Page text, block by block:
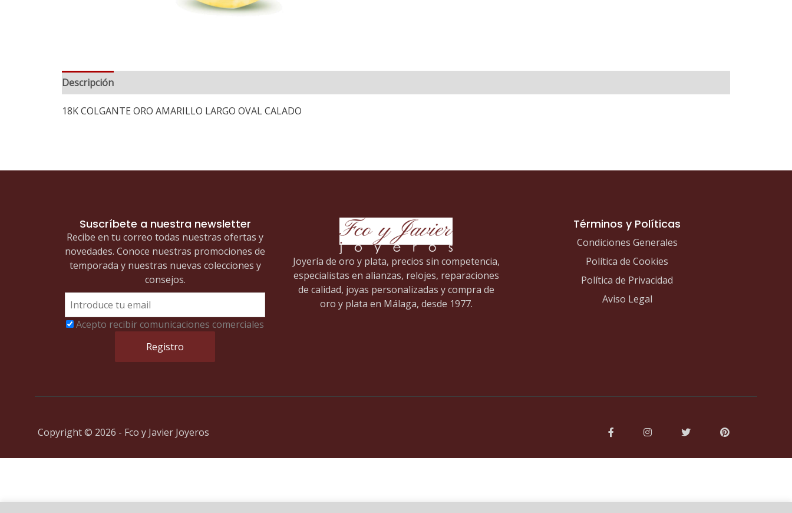
Descripción
18K COLGANTE ORO AMARILLO LARGO OVAL CALADO
Suscríbete a nuestra newsletter
Recibe en tu correo todas nuestras ofertas y
novedades. Conoce nuestras promociones de
temporada y nuestras nuevas colecciones y
consejos.
Acepto recibir comunicaciones comerciales
Joyería de oro y plata, precios sin competencia,
especialistas en alianzas, relojes, reparaciones
de calidad, joyas personalizadas y compra de
oro y plata en Málaga, desde 1977.
Términos y Políticas
Condiciones Generales
Política de Cookies
Política de Privacidad
Aviso Legal
Copyright © 2026 - Fco y Javier Joyeros